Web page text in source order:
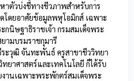
าตัวบ่งชี้ทางชีวภาพสําหรับการ
โดยอาศัยข้อมูลพหุโอมิกส์ เฉพาะ
กนิษฐาธิราชเจ้า กรมสมเด็จพระ
ามบรมราชกุมารี
วุฒิ จันทะพันธ์ ครูสาขาชีววิทยา
ทยาศาสตร์และเทคโนโลยี ก็ได้รับ
งานเฉพาะพระพักตร์สมเด็จพระ